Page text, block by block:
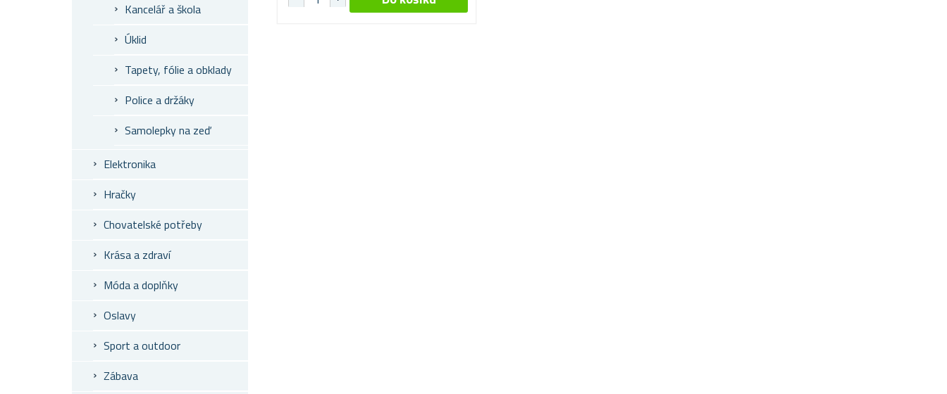
Kancelář a škola
Úklid
Tapety, fólie a obklady
Police a držáky
Samolepky na zeď
Elektronika
Hračky
Chovatelské potřeby
Krása a zdraví
Móda a doplňky
Oslavy
Sport a outdoor
Zábava